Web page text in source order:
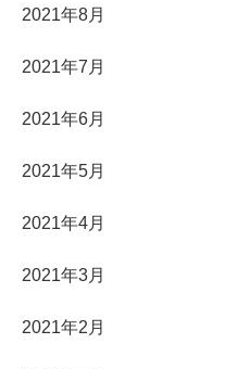
2021年8月
2021年7月
2021年6月
2021年5月
2021年4月
2021年3月
2021年2月